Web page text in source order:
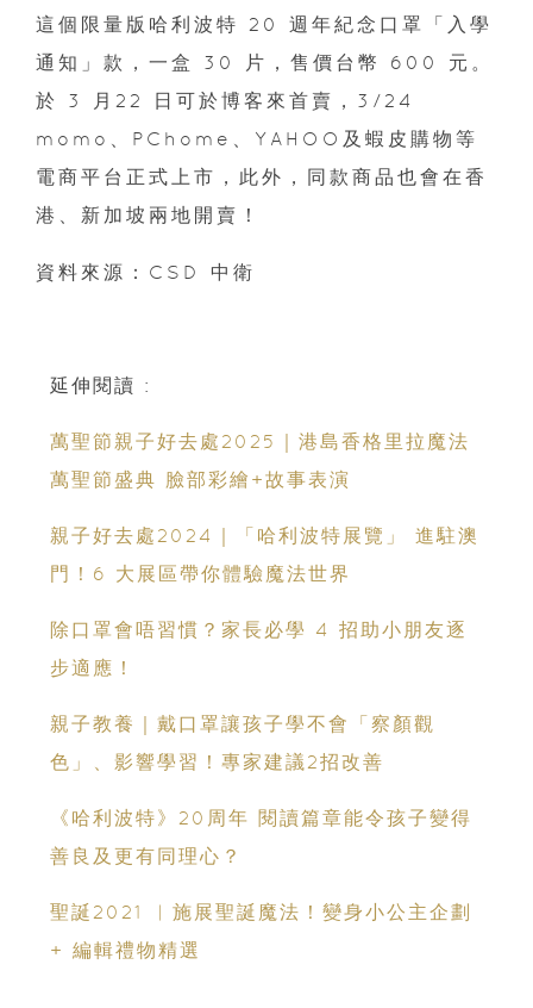
這個限量版哈利波特 20 週年紀念口罩「入學
通知」款，一盒 30 片，售價台幣 600 元。
於 3 月22 日可於博客來首賣，3/24
momo、PChome、YAHOO及蝦皮購物等
電商平台正式上市，此外，同款商品也會在香
港、新加坡兩地開賣！
資料來源：CSD 中衛
延伸閱讀 :
萬聖節親子好去處2025｜港島香格里拉魔法
萬聖節盛典 臉部彩繪+故事表演
親子好去處2024｜「哈利波特展覽」 進駐澳
門！6 大展區帶你體驗魔法世界
除口罩會唔習慣？家長必學 4 招助小朋友逐
步適應！
親子教養｜戴口罩讓孩子學不會「察顏觀
色」、影響學習！專家建議2招改善
《哈利波特》20周年 閱讀篇章能令孩子變得
善良及更有同理心？
聖誕2021 ︳施展聖誕魔法！變身小公主企劃
+ 編輯禮物精選